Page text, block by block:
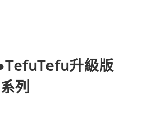
升級版
列